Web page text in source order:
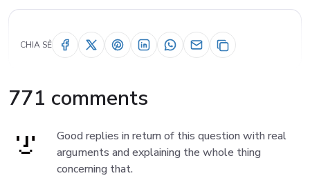
CHIA SẺ
771 comments
Good replies in return of this question with real
arguments and explaining the whole thing
concerning that.